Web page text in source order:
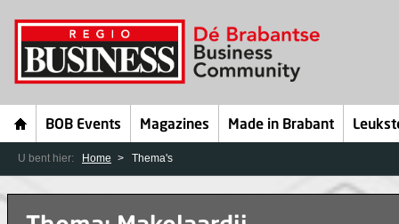
BOB Events Magazines Made in Brabant
U bent hier: Home Thema's